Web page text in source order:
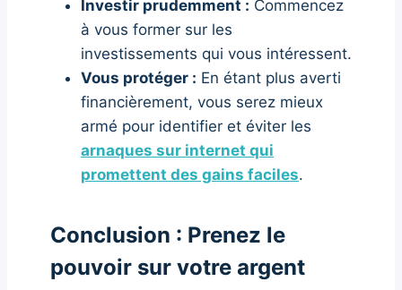
Investir prudemment : Commencez
à vous former sur les
investissements qui vous intéressent.
Vous protéger : En étant plus averti
financièrement, vous serez mieux
armé pour identifier et éviter les
arnaques sur internet qui
promettent des gains faciles.
Conclusion : Prenez le
pouvoir sur votre argent